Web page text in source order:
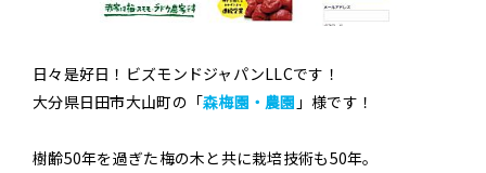
日々是好日！ビズモンドジャパンLLCです！
大分県日田市大山町の「森梅園・農園 」様です！
樹齢50年を過ぎた梅の木と共に栽培技術も50年。